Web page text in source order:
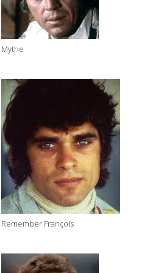
Mythe
Remember François